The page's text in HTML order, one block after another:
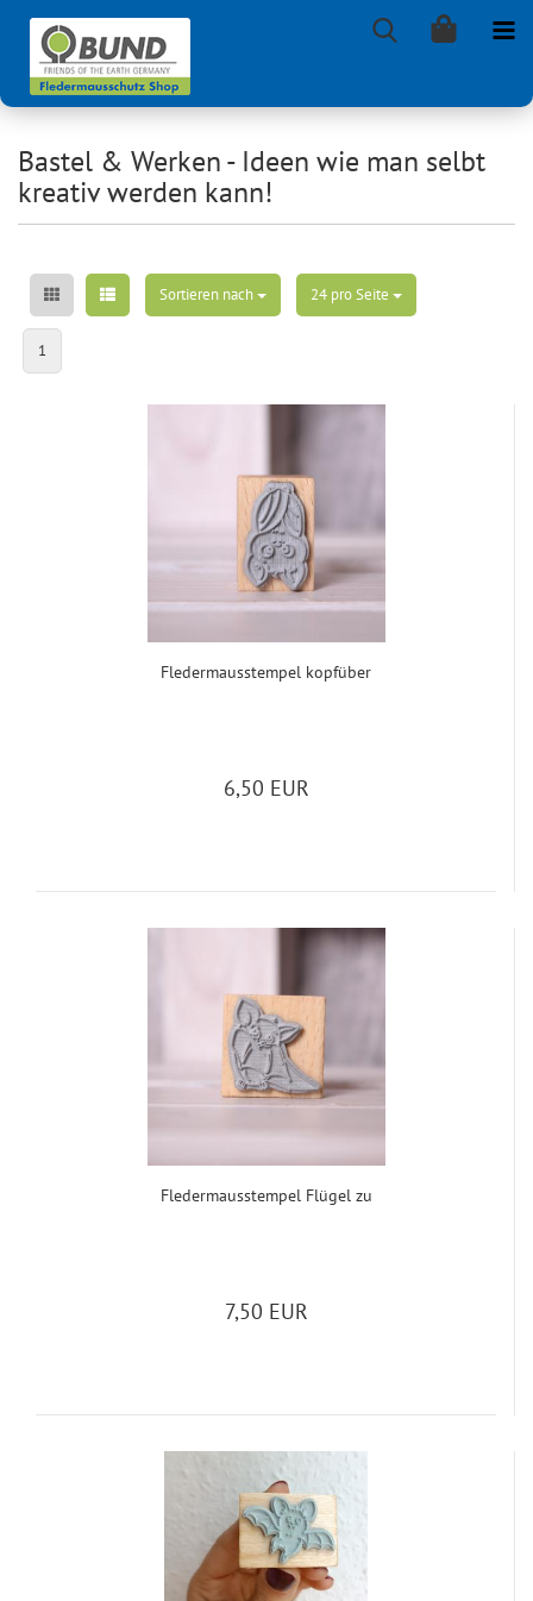
Bastel & Werken - Ideen wie man selbt
kreativ werden kann!
Sortieren nach
Sortieren nach 24 pro Seite
pro Seite
1
Fle­der­m­aus­stem­pel kopf­über
6,50 EUR
Fle­der­m­aus­stem­pel Flü­gel zu
7,50 EUR